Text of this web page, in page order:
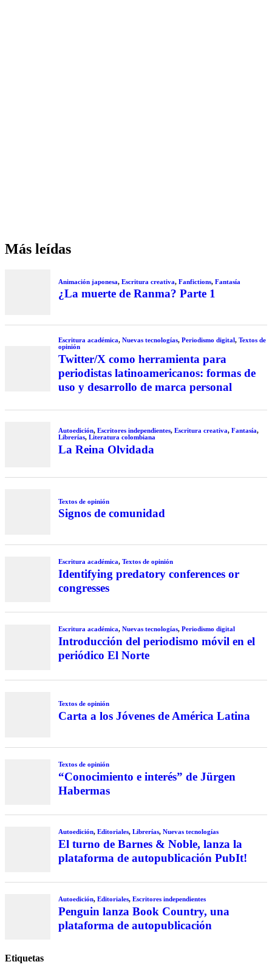
Más leídas
Animación japonesa, Escritura creativa, Fanfictions, Fantasía
¿La muerte de Ranma? Parte 1
Escritura académica, Nuevas tecnologías, Periodismo digital, Textos de
opinión
Twitter/X como herramienta para
periodistas latinoamericanos: formas de
uso y desarrollo de marca personal
Autoedición, Escritores independientes, Escritura creativa, Fantasía,
Librerías, Literatura colombiana
La Reina Olvidada
Textos de opinión
Signos de comunidad
Escritura académica, Textos de opinión
Identifying predatory conferences or
congresses
Escritura académica, Nuevas tecnologías, Periodismo digital
Introducción del periodismo móvil en el
periódico El Norte
Textos de opinión
Carta a los Jóvenes de América Latina
Textos de opinión
“Conocimiento e interés” de Jürgen
Habermas
Autoedición, Editoriales, Librerías, Nuevas tecnologías
El turno de Barnes & Noble, lanza la
plataforma de autopublicación PubIt!
Autoedición, Editoriales, Escritores independientes
Penguin lanza Book Country, una
plataforma de autopublicación
Etiquetas